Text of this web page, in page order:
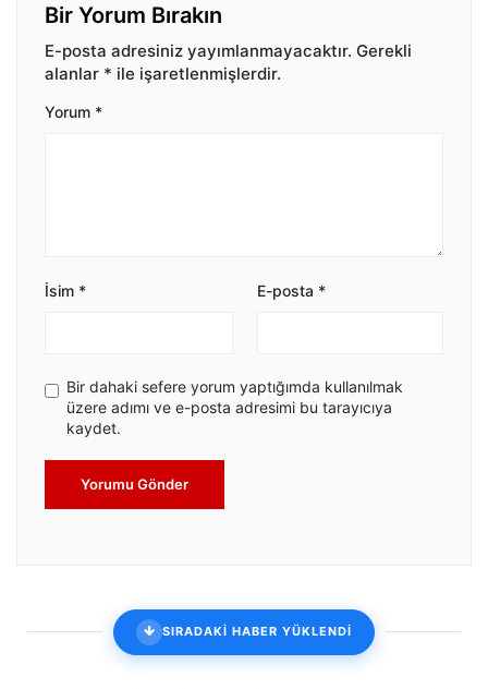
Bir Yorum Bırakın
E-posta adresiniz yayımlanmayacaktır. Gerekli
alanlar * ile işaretlenmişlerdir.
Yorum *
İsim * E-posta *
Bir dahaki sefere yorum yaptığımda kullanılmak
üzere adımı ve e-posta adresimi bu tarayıcıya
kaydet.
Yorumu Gönder
SIRADAKİ HABER YÜKLENDİ